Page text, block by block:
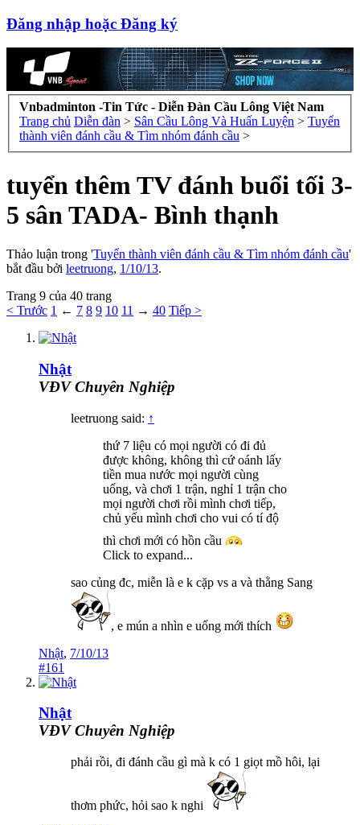
Đăng nhập hoặc Đăng ký
Vnbadminton -Tin Tức - Diễn Đàn Cầu Lông Việt Nam
Trang chủ Diễn đàn > Sân Cầu Lông Và Huấn Luyện > Tuyển
thành viên đánh cầu & Tìm nhóm đánh cầu >
tuyển thêm TV đánh buổi tối 3-
5 sân TADA- Bình thạnh
Thảo luận trong 'Tuyển thành viên đánh cầu & Tìm nhóm đánh cầu'
bắt đầu bởi leetruong, 1/10/13.
Trang 9 của 40 trang
< Trước 1 ← 7 8 9 10 11 → 40 Tiếp >
Nhật
VĐV Chuyên Nghiệp
leetruong said: ↑
thứ 7 liệu có mọi người có đi đủ
được không, không thì cứ oánh lấy
tiền mua nước mọi người cùng
uống, và chơi 1 trận, nghỉ 1 trận cho
mọi người chơi rồi mình chơi tiếp,
chủ yếu mình chơi cho vui có tí độ
thì chơi mới có hồn cầu
Click to expand...
sao củng đc, miễn là e k cặp vs a và thằng Sang
, e mún a nhìn e uống mới thích
Nhật, 7/10/13
#161
Nhật
VĐV Chuyên Nghiệp
phải rồi, đi đánh cầu gì mà k có 1 giọt mồ hôi, lại
thơm phức, hỏi sao k nghi